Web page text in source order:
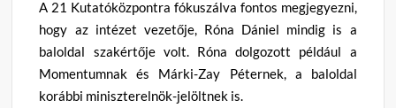
A 21 Kutatóközpontra fókuszálva fontos megjegyezni,
hogy az intézet vezetője, Róna Dániel mindig is a
baloldal szakértője volt. Róna dolgozott például a
Momentumnak és Márki-Zay Péternek, a baloldal
korábbi miniszterelnök-jelöltnek is.